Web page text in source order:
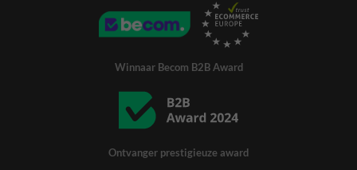
Winnaar Becom B2B Award
Ontvanger prestigieuze award